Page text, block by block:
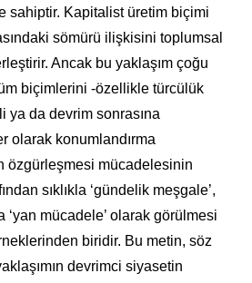
sahiptir. Kapitalist üretim biçimi
sömürü ilişkisini toplumsal
Ancak bu yaklaşım çoğu
biçimlerini -özellikle türcülük
ya da devrim sonrasına
olarak konumlandırma
özgürleşmesi mücadelesinin
sıklıkla ‘gündelik meşgale’,
‘yan mücadele’ olarak görülmesi
biridir. Bu metin, söz
devrimci siyasetin